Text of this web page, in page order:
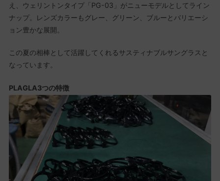
え、ウェリントンタイプ「PG-03」がニューモデルとしてライン
ナップ。レンズカラーもグレー、グリーン、ブルーとバリエーシ
ョン豊かな展開。
この夏の相棒として活躍してくれるサスティナブルサングラスと
なっています。
PLAGLA3つの特徴